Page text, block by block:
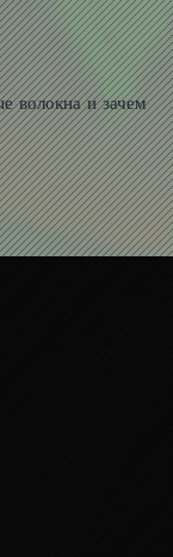
волокна и зачем